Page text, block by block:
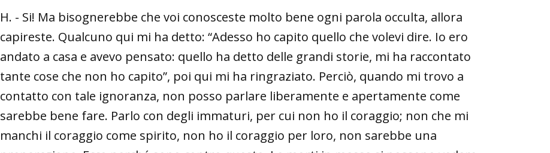
H. - Si! Ma bisognerebbe che voi conosceste molto bene ogni parola occulta, allora
capireste. Qualcuno qui mi ha detto: “Adesso ho capito quello che volevi dire. Io ero
andato a casa e avevo pensato: quello ha detto delle grandi storie, mi ha raccontato
tante cose che non ho capito”, poi qui mi ha ringraziato. Perciò, quando mi trovo a
contatto con tale ignoranza, non posso parlare liberamente e apertamente come
sarebbe bene fare. Parlo con degli immaturi, per cui non ho il coraggio; non che mi
manchi il coraggio come spirito, non ho il coraggio per loro, non sarebbe una